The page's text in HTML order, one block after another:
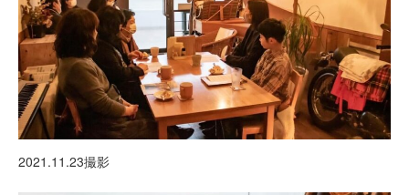
2021.11.23撮影